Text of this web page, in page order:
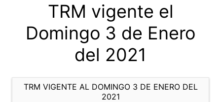
TRM vigente el
Domingo 3 de Enero
del 2021
TRM VIGENTE AL DOMINGO 3 DE ENERO DEL
2021